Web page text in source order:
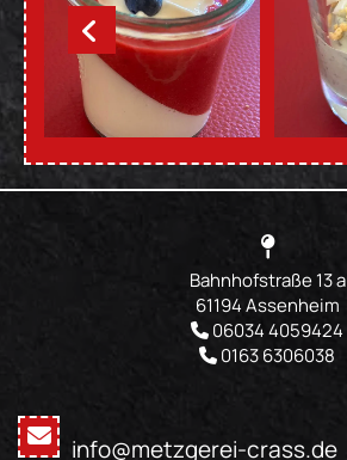

Bahnhofstraße 13 a
61194 Assenheim
 06034 4059424
 0163 6306038
info@metzgerei-crass.de